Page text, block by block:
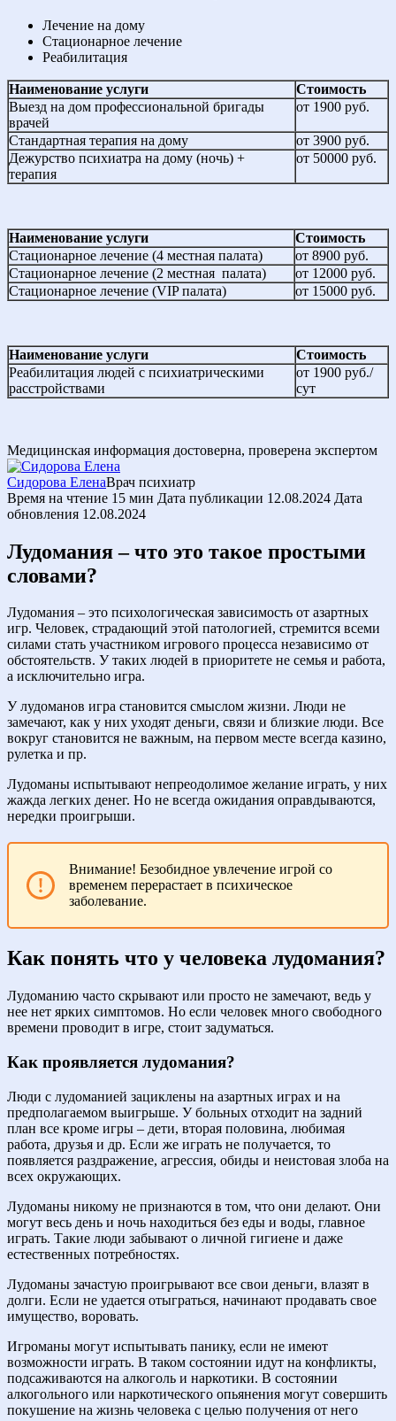
Лечение на дому
Стационарное лечение
Реабилитация
Наименование услуги
Стоимость
Выезд на дом профессиональной бригады
врачей
от 1900 руб.
Стандартная терапия на дому
от 3900 руб.
Дежурство психиатра на дому (ночь) +
терапия
от 50000 руб.
Наименование услуги
Стоимость
Стационарное лечение (4 местная палата)
от 8900 руб.
Стационарное лечение (2 местная палата)
от 12000 руб.
Стационарное лечение (VIP палата)
от 15000 руб.
Наименование услуги
Стоимость
Реабилитация людей с психиатрическими
расстройствами
от 1900 руб./
сут
Медицинская информация достоверна, проверена экспертом
Сидорова ЕленаВрач психиатр
Время на чтение 15 мин Дата публикации 12.08.2024 Дата
обновления 12.08.2024
Лудомания – что это такое простыми
словами?
Лудомания – это психологическая зависимость от азартных
игр. Человек, страдающий этой патологией, стремится всеми
силами стать участником игрового процесса независимо от
обстоятельств. У таких людей в приоритете не семья и работа,
а исключительно игра.
У лудоманов игра становится смыслом жизни. Люди не
замечают, как у них уходят деньги, связи и близкие люди. Все
вокруг становится не важным, на первом месте всегда казино,
рулетка и пр.
Лудоманы испытывают непреодолимое желание играть, у них
жажда легких денег. Но не всегда ожидания оправдываются,
нередки проигрыши.
Внимание! Безобидное увлечение игрой со
временем перерастает в психическое
заболевание.
Как понять что у человека лудомания?
Лудоманию часто скрывают или просто не замечают, ведь у
нее нет ярких симптомов. Но если человек много свободного
времени проводит в игре, стоит задуматься.
Как проявляется лудомания?
Люди с лудоманией зациклены на азартных играх и на
предполагаемом выигрыше. У больных отходит на задний
план все кроме игры – дети, вторая половина, любимая
работа, друзья и др. Если же играть не получается, то
появляется раздражение, агрессия, обиды и неистовая злоба на
всех окружающих.
Лудоманы никому не признаются в том, что они делают. Они
могут весь день и ночь находиться без еды и воды, главное
играть. Такие люди забывают о личной гигиене и даже
естественных потребностях.
Лудоманы зачастую проигрывают все свои деньги, влазят в
долги. Если не удается отыграться, начинают продавать свое
имущество, воровать.
Игроманы могут испытывать панику, если не имеют
возможности играть. В таком состоянии идут на конфликты,
подсаживаются на алкоголь и наркотики. В состоянии
алкогольного или наркотического опьянения могут совершить
покушение на жизнь человека с целью получения от него